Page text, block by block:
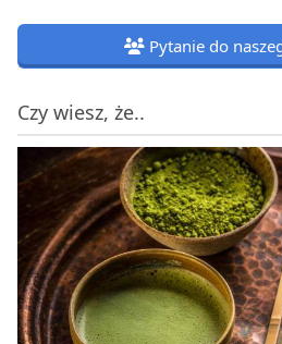
Pytanie do
Czy wiesz, że..